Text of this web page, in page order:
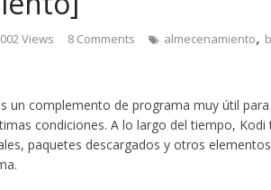
Views 8 Comments almecenamiento,
un complemento de programa muy útil
condiciones. A lo largo del tiempo,
paquetes descargados y otros